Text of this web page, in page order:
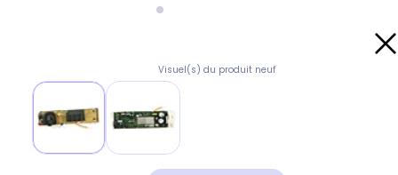
Visuel(s) du produit neuf